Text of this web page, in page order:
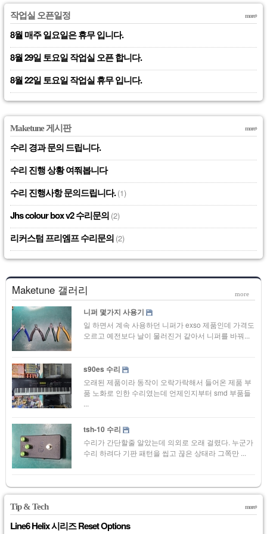
작업실 오픈일정 more
8월 매주 일요일은 휴무 입니다.
8월 29일 토요일 작업실 오픈 합니다.
8월 22일 토요일 작업실 휴무 입니다.
Maketune 게시판 more
수리 경과 문의 드립니다.
수리 진행 상황 여쭤봅니다
수리 진행사항 문의드립니다. (1)
Jhs colour box v2 수리문의 (2)
리커스텀 프리엠프 수리문의 (2)
Maketune 갤러리 more
니퍼 몇가지 사용기
일 하면서 계속 사용하던 니퍼가 exso 제품인데 가격도
오르고 예전보다 날이 물러진거 같아서 니퍼를 바꿔...
s90es 수리
오래된 제품이라 동작이 오락가락해서 들어온 제품 부
품 노화로 인한 수리였는데 언제인지부터 smd 부품들
...
tsh-10 수리
수리가 간단할줄 알았는데 의외로 오래 걸렸다. 누군가
수리 하려다 기판 패턴을 씹고 끊은 상태라 그쪽만 ...
Tip & Tech more
Line6 Helix 시리즈 Reset Options